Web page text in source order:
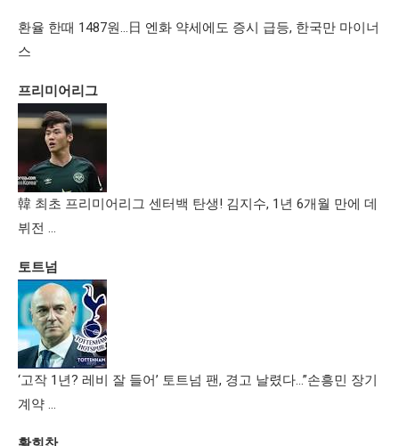
환율 한때 1487원…日 엔화 약세에도 증시 급등, 한국만 마이너
스
프리미어리그
韓 최초 프리미어리그 센터백 탄생! 김지수, 1년 6개월 만에 데
뷔전 …
토트넘
‘고작 1년? 레비 잘 들어’ 토트넘 팬, 경고 날렸다…”손흥민 장기
계약 …